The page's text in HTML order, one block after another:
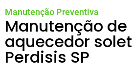
Manutenção Preventiva
Manutenção de
aquecedor
Perdisis SP